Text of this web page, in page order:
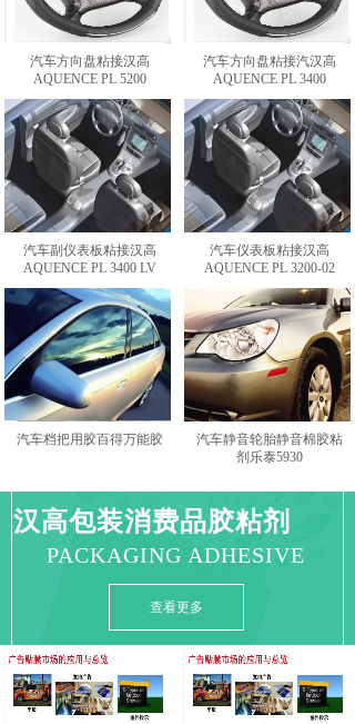
汽车方向盘粘接汉高
AQUENCE PL 5200
汽车方向盘粘接汽汉高
AQUENCE PL 3400
汽车副仪表板粘接汉高
AQUENCE PL 3400 LV
汽车仪表板粘接汉高
AQUENCE PL 3200-02
汽车档把用胶百得万能胶
汽车静音轮胎静音棉胶粘
剂乐泰5930
汉高包装消费品胶粘剂
PACKAGING ADHESIVE
查看更多